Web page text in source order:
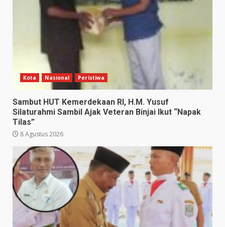
Kota Nasional Peristiwa
Sambut HUT Kemerdekaan RI, H.M. Yusuf
Silaturahmi Sambil Ajak Veteran Binjai Ikut “Napak
Tilas”
8 Agustus 2026